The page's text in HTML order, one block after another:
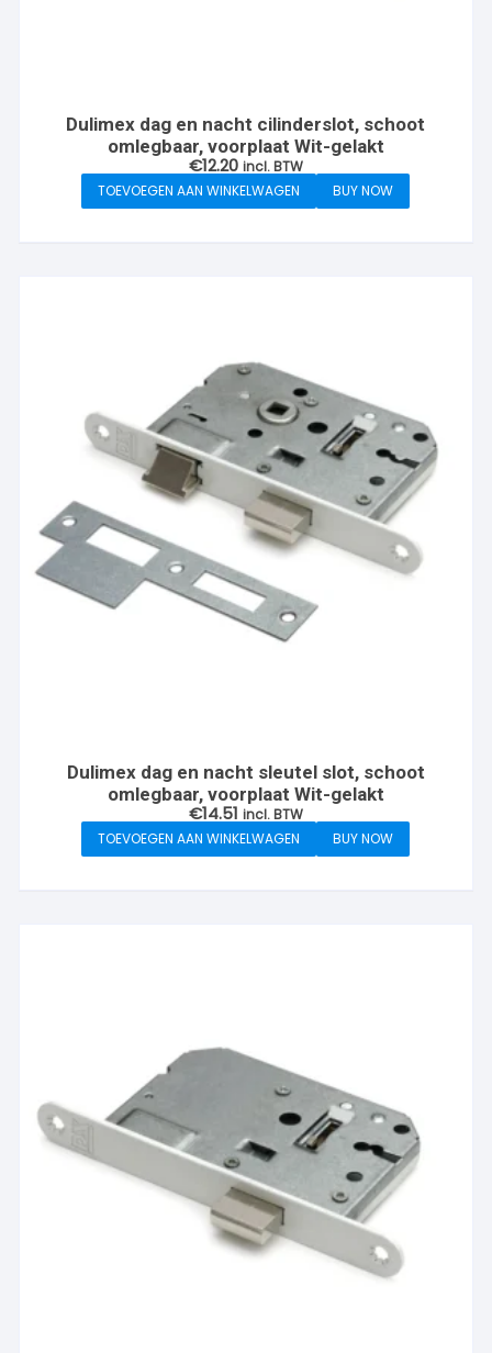
Dulimex dag en nacht cilinderslot, schoot
omlegbaar, voorplaat Wit-gelakt
€12.20 incl. BTW
TOEVOEGEN AAN WINKELWAGEN
BUY NOW
Dulimex dag en nacht sleutel slot, schoot
omlegbaar, voorplaat Wit-gelakt
€14.51 incl. BTW
TOEVOEGEN AAN WINKELWAGEN
BUY NOW